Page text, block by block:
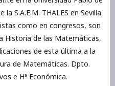
S.A.E.M. THALES en Sevilla.
como en congresos, son
Historia de las Matemáticas,
de esta última a la
de Matemáticas. Dpto.
e Hª Económica.